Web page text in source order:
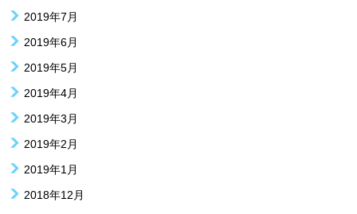
2019年7月
2019年6月
2019年5月
2019年4月
2019年3月
2019年2月
2019年1月
2018年12月